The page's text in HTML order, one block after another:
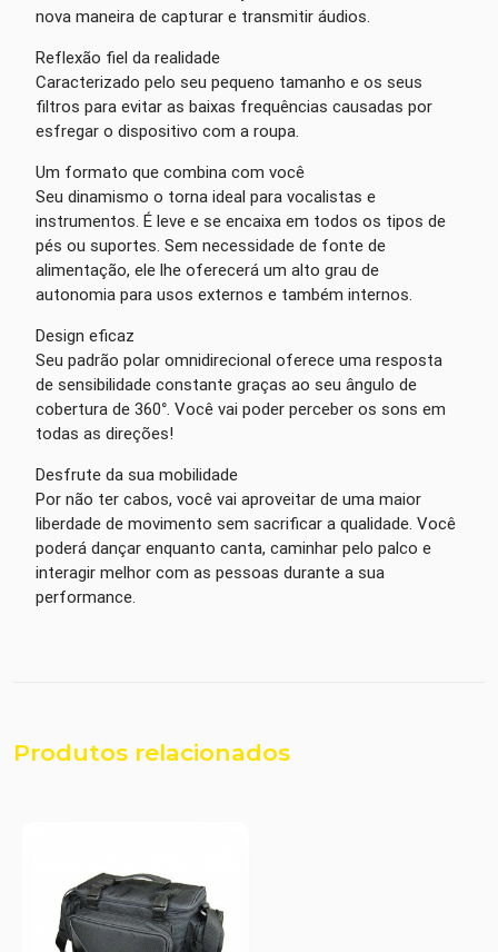
nova maneira de capturar e transmitir áudios.
Reflexão fiel da realidade
Caracterizado pelo seu pequeno tamanho e os seus
filtros para evitar as baixas frequências causadas por
esfregar o dispositivo com a roupa.
Um formato que combina com você
Seu dinamismo o torna ideal para vocalistas e
instrumentos. É leve e se encaixa em todos os tipos de
pés ou suportes. Sem necessidade de fonte de
alimentação, ele lhe oferecerá um alto grau de
autonomia para usos externos e também internos.
Design eficaz
Seu padrão polar omnidirecional oferece uma resposta
de sensibilidade constante graças ao seu ângulo de
cobertura de 360°. Você vai poder perceber os sons em
todas as direções!
Desfrute da sua mobilidade
Por não ter cabos, você vai aproveitar de uma maior
liberdade de movimento sem sacrificar a qualidade. Você
poderá dançar enquanto canta, caminhar pelo palco e
interagir melhor com as pessoas durante a sua
performance.
Produtos relacionados